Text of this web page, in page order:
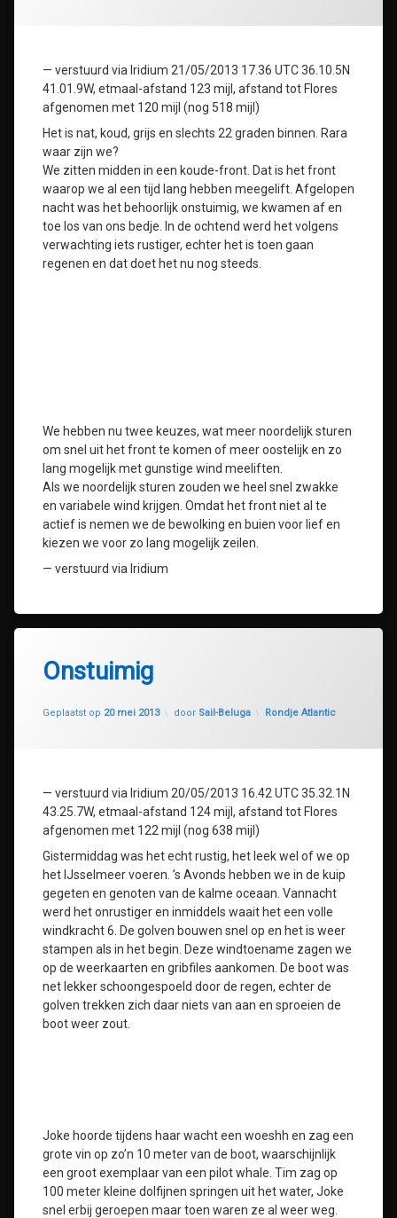
— verstuurd via Iridium 21/05/2013 17.36 UTC 36.10.5N
41.01.9W, etmaal-afstand 123 mijl, afstand tot Flores
afgenomen met 120 mijl (nog 518 mijl)
Het is nat, koud, grijs en slechts 22 graden binnen. Rara
waar zijn we?
We zitten midden in een koude-front. Dat is het front
waarop we al een tijd lang hebben meegelift. Afgelopen
nacht was het behoorlijk onstuimig, we kwamen af en
toe los van ons bedje. In de ochtend werd het volgens
verwachting iets rustiger, echter het is toen gaan
regenen en dat doet het nu nog steeds.
We hebben nu twee keuzes, wat meer noordelijk sturen
om snel uit het front te komen of meer oostelijk en zo
lang mogelijk met gunstige wind meeliften.
Als we noordelijk sturen zouden we heel snel zwakke
en variabele wind krijgen. Omdat het front niet al te
actief is nemen we de bewolking en buien voor lief en
kiezen we voor zo lang mogelijk zeilen.
— verstuurd via Iridium
Onstuimig
Geplaatst op 20 mei 2013
Geüpdatet op 30 juli 2020
door Sail-Beluga Categorieën:
Rondje Atlantic
— verstuurd via Iridium 20/05/2013 16.42 UTC 35.32.1N
43.25.7W, etmaal-afstand 124 mijl, afstand tot Flores
afgenomen met 122 mijl (nog 638 mijl)
Gistermiddag was het echt rustig, het leek wel of we op
het IJsselmeer voeren. ’s Avonds hebben we in de kuip
gegeten en genoten van de kalme oceaan. Vannacht
werd het onrustiger en inmiddels waait het een volle
windkracht 6. De golven bouwen snel op en het is weer
stampen als in het begin. Deze windtoename zagen we
op de weerkaarten en gribfiles aankomen. De boot was
net lekker schoongespoeld door de regen, echter de
golven trekken zich daar niets van aan en sproeien de
boot weer zout.
Joke hoorde tijdens haar wacht een woeshh en zag een
grote vin op zo’n 10 meter van de boot, waarschijnlijk
een groot exemplaar van een pilot whale. Tim zag op
100 meter kleine dolfijnen springen uit het water, Joke
snel erbij geroepen maar toen waren ze al weer weg.